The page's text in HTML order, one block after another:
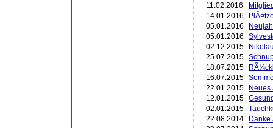
11.02.2016
14.01.2016
05.01.2016
05.01.2016
02.12.2015
25.07.2015
18.07.2015
16.07.2015
22.01.2015
12.01.2015
02.01.2015
22.08.2014
Danke